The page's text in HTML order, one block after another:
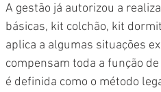
A gestão já autorizou a
básicas, kit colchão, kit
aplica a algumas situações
compensam toda a função
é definida como o método